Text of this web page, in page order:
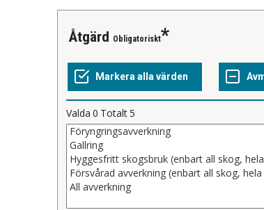
Åtgärd Obligatoriskt
Valda 0 Totalt5